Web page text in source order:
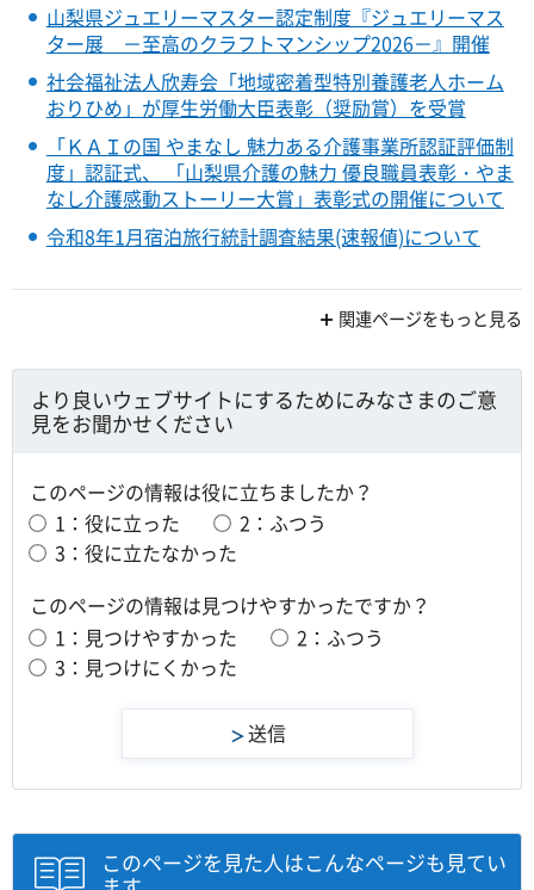
山梨県ジュエリーマスター認定制度『ジュエリーマス
ター展 －至高のクラフトマンシップ2026－』開催
社会福祉法人欣寿会「地域密着型特別養護老人ホーム
おりひめ」が厚生労働大臣表彰（奨励賞）を受賞
「ＫＡＩの国 やまなし 魅力ある介護事業所認証評価制
度」認証式、 「山梨県介護の魅力 優良職員表彰・やま
なし介護感動ストーリー大賞」表彰式の開催について
令和8年1月宿泊旅行統計調査結果(速報値)について
関連ページをもっと見る
より良いウェブサイトにするためにみなさまのご意
見をお聞かせください
このページの情報は役に立ちましたか？
1：役に立った
2：ふつう
3：役に立たなかった
このページの情報は見つけやすかったですか？
1：見つけやすかった
2：ふつう
3：見つけにくかった
このページを見た人はこんなページも見てい